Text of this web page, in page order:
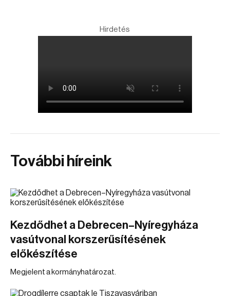
Hirdetés
További híreink
Kezdődhet a Debrecen–Nyíregyháza
vasútvonal korszerűsítésének
előkészítése
Megjelent a kormányhatározat.